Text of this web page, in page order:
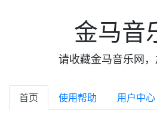
金马音
请收藏金马音乐网，
首页 使用帮助 用户中心